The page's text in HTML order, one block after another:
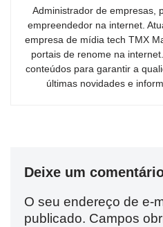
Administrador de empresas,
empreendedor na internet.
empresa de mídia tech TMX
portais de renome na
conteúdos para garantir a
últimas novidades e
Deixe um
O seu endereço de e-
publicado. Campos